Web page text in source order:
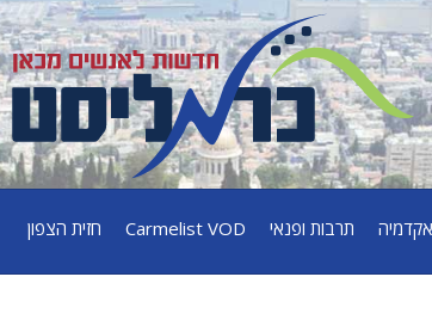
תרבות ופנאי Carmelist VOD חזית הצפון